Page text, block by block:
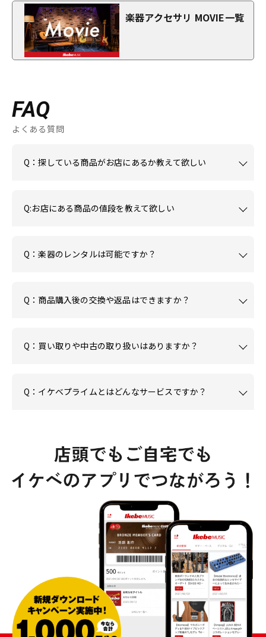
楽器アクセサリ MOVIE一覧
FAQ
よくある質問
Q：探している商品がお店にあるか教えて欲しい
Q:お店にある商品の値段を教えて欲しい
Q：楽器のレンタルは可能ですか？
Q：商品購入後の交換や返品はできますか？
Q：買い取りや中古の取り扱いはありますか？
Q：イケベプライムとはどんなサービスですか？